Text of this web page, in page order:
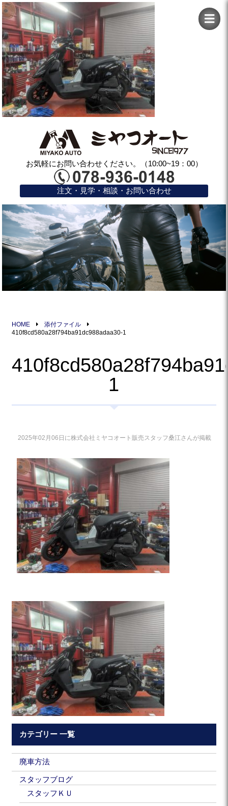
お気軽にお問い合わせください。（10:00~19：00）
注文・見学・相談・お問い合わせ
HOME
添付ファイル
410f8cd580a28f794ba91dc988adaa30-1
1
2025年02月06日に株式会社ミヤコオート販売スタッフ桑江さんが掲載
カテゴリー 一覧
廃車方法
スタッフブログ
スタッフＫＵ